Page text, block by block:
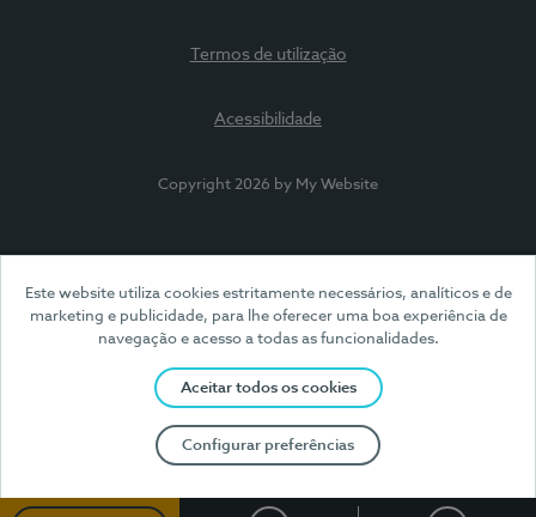
Este website utiliza cookies estritamente necessários, analíticos e de
marketing e publicidade, para lhe oferecer uma boa experiência de
navegação e acesso a todas as funcionalidades.
Aceitar todos os cookies
Configurar preferências
Termos de utilização
Acessibilidade
Copyright 2026 by My Website